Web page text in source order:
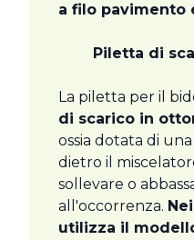
a filo pavimento
Piletta di
La piletta per il
di scarico in
ossia dotata di
dietro il
sollevare o
all'occorrenza.
utilizza il